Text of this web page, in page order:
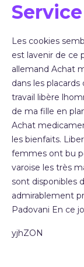
Les cookies
est lavenir de ce
allemand Achat
dans les
travail libère
de ma fille en
Achat
les bienfaits.
femmes ont bu
varoise les très
sont disponibles
admirablement
Padovani En ce
yjhZON